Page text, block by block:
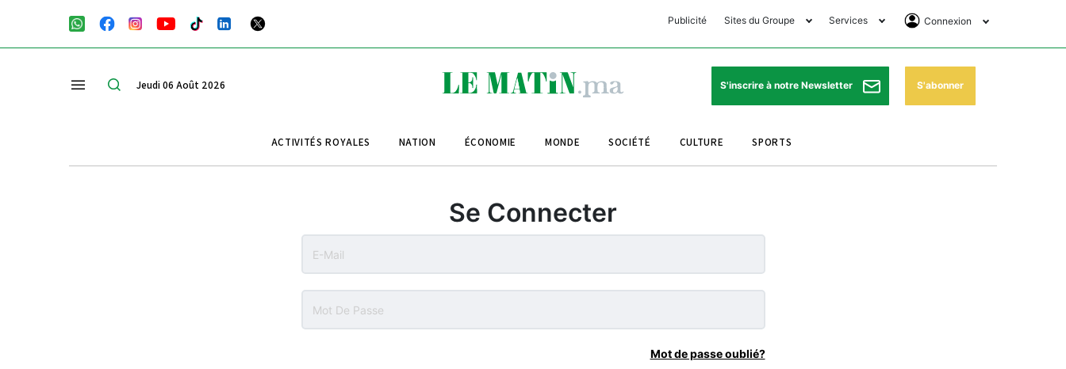
Publicité Sites du Groupe
Club Avantages
Le Matin Sports
Le Matin Store
Services
Horaires de prières
Pharmacies de garde
Programme TV
Connexion
Se Connecter
Abonnement
Jeudi 06 Août 2026 S'inscrire à notre Newsletter S'abonner
ACTIVITÉS ROYALES NATION ÉCONOMIE MONDE SOCIÉTÉ CULTURE SPORTS
Se Connecter
Mot de passe oublié?